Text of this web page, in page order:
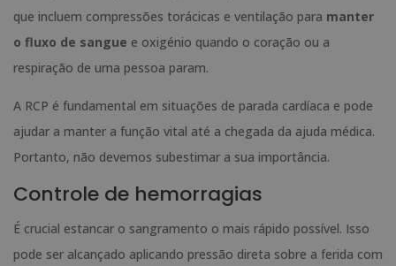
que incluem compressões torácicas e ventilação para manter
o fluxo de sangue e oxigénio quando o coração ou a
respiração de uma pessoa param.
A RCP é fundamental em situações de parada cardíaca e pode
ajudar a manter a função vital até a chegada da ajuda médica.
Portanto, não devemos subestimar a sua importância.
Controle de hemorragias
É crucial estancar o sangramento o mais rápido possível. Isso
pode ser alcançado aplicando pressão direta sobre a ferida com